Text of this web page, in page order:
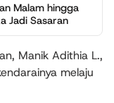
Malam hingga
Jadi Sasaran
Manik Adithia L.,
melaju